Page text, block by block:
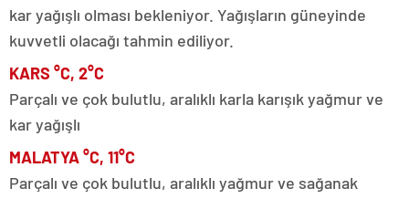
kar yağışlı olması bekleniyor. Yağışların güneyinde
kuvvetli olacağı tahmin ediliyor.
KARS °C, 2°C
Parçalı ve çok bulutlu, aralıklı karla karışık yağmur ve
kar yağışlı
MALATYA °C, 11°C
Parçalı ve çok bulutlu, aralıklı yağmur ve sağanak